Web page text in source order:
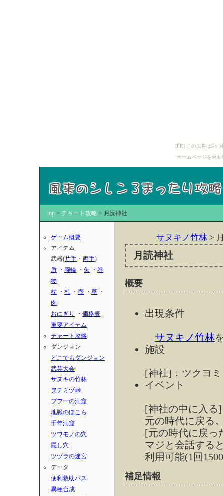
[PR] この広告は3ヶ
ホームページを更
top > チャート攻略 > 月読神社
ゲーム概要
アイテム
武器(片手 ・両手)
盾 ・ 腕輪 ・矢 ・巻
物
杖 ・札 ・壺 ・草 ・
肉
おにぎり
・価格表
重要アイテム
チャート攻略
ダンジョン
どこでもダンジョン
武芸大会
サヌキの竹林
ヲチミヅ峠
ブフーの洞窟
地脈のほこら
千年洞窟
ツワモノの穴
隠し穴
ツヅラの迷宮
データ
便利救助パス
異種合成
サヌキノ竹林 >
月読神社
概要
出現条件
サヌキノ竹林
施設
[神社]：ツクヨ
イベント
[神社の中に入る
元の時代に戻る
[元の時代に戻っ
マジと会話する
利用可能(1回
補足情報